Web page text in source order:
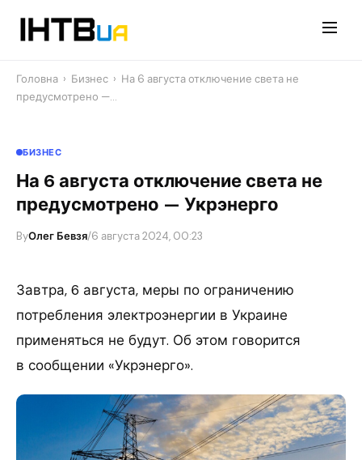
Головна › Бизнес › На 6 августа отключение света не
предусмотрено —…
БИЗНЕС
На 6 августа отключение света не
предусмотрено — Укрэнерго
ByОлег Бевзя/6 августа 2024, 00:23
Завтра, 6 августа, меры по ограничению
потребления электроэнергии в Украине
применяться не будут. Об этом говорится
в сообщении «Укрэнерго».